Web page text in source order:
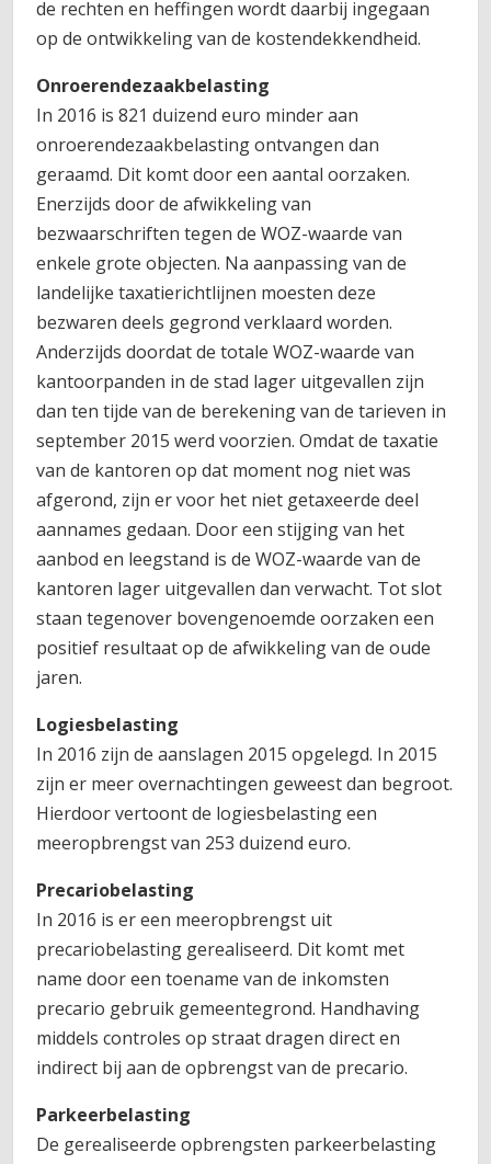
de rechten en heffingen wordt daarbij ingegaan
op de ontwikkeling van de kostendekkendheid.
Onroerendezaakbelasting
In 2016 is 821 duizend euro minder aan
onroerendezaakbelasting ontvangen dan
geraamd. Dit komt door een aantal oorzaken.
Enerzijds door de afwikkeling van
bezwaarschriften tegen de WOZ-waarde van
enkele grote objecten. Na aanpassing van de
landelijke taxatierichtlijnen moesten deze
bezwaren deels gegrond verklaard worden.
Anderzijds doordat de totale WOZ-waarde van
kantoorpanden in de stad lager uitgevallen zijn
dan ten tijde van de berekening van de tarieven in
september 2015 werd voorzien. Omdat de taxatie
van de kantoren op dat moment nog niet was
afgerond, zijn er voor het niet getaxeerde deel
aannames gedaan. Door een stijging van het
aanbod en leegstand is de WOZ-waarde van de
kantoren lager uitgevallen dan verwacht. Tot slot
staan tegenover bovengenoemde oorzaken een
positief resultaat op de afwikkeling van de oude
jaren.
Logiesbelasting
In 2016 zijn de aanslagen 2015 opgelegd. In 2015
zijn er meer overnachtingen geweest dan begroot.
Hierdoor vertoont de logiesbelasting een
meeropbrengst van 253 duizend euro.
Precariobelasting
In 2016 is er een meeropbrengst uit
precariobelasting gerealiseerd. Dit komt met
name door een toename van de inkomsten
precario gebruik gemeentegrond. Handhaving
middels controles op straat dragen direct en
indirect bij aan de opbrengst van de precario.
Parkeerbelasting
De gerealiseerde opbrengsten parkeerbelasting